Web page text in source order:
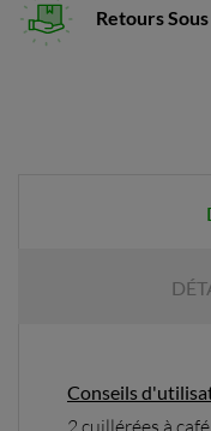
Retours
Conseils